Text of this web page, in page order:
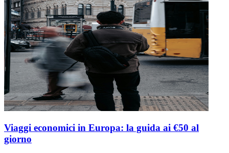
Viaggi economici in Europa: la guida ai €50 al
giorno